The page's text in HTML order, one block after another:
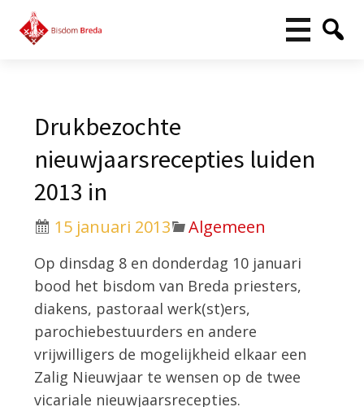
Drukbezochte
nieuwjaarsrecepties luiden
2013 in
15 januari 2013 Algemeen
Op dinsdag 8 en donderdag 10 januari
bood het bisdom van Breda priesters,
diakens, pastoraal werk(st)ers,
parochiebestuurders en andere
vrijwilligers de mogelijkheid elkaar een
Zalig Nieuwjaar te wensen op de twee
vicariale nieuwjaarsrecepties.